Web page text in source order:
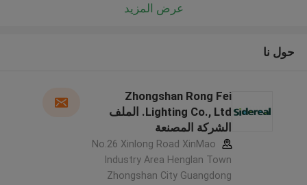
عرض المزيد
حول نا
Zhongshan Rong Fei
Lighting Co., Ltd. الملف
الشركة المصنعة
No.26 Xinlong Road XinMao
Industry Area Henglan Town
Zhongshan City Guangdong